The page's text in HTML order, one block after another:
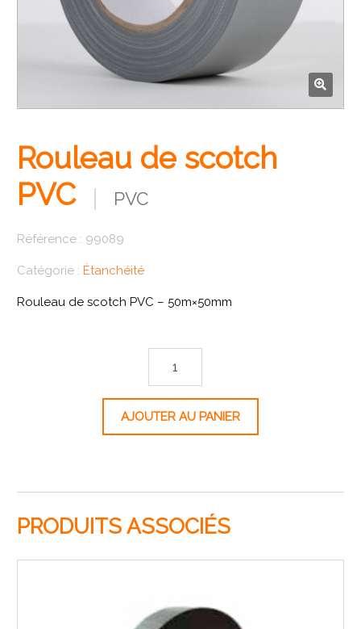
🔍
Rouleau de scotch
PVC
PVC
Référence : 99089
Catégorie : Étanchéité
Rouleau de scotch PVC – 50m×50mm
AJOUTER AU PANIER
PRODUITS ASSOCIÉS